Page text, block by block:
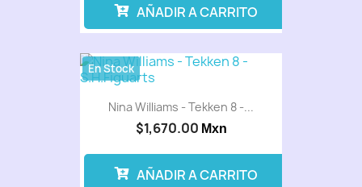
AÑADIR A CARRITO
Nina Williams - Tekken 8 -...
$1,670.00 Mxn
En Stock
AÑADIR A CARRITO